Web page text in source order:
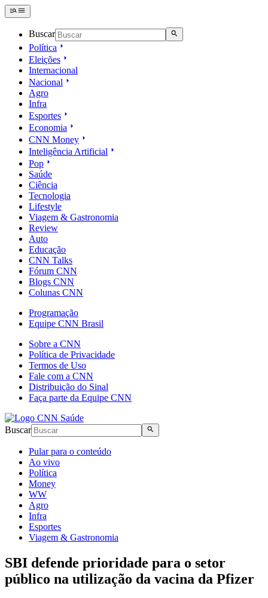
Buscar
Política
Eleições
Internacional
Nacional
Agro
Infra
Esportes
Economia
CNN Money
Inteligência Artificial
Pop
Saúde
Ciência
Tecnologia
Lifestyle
Viagem & Gastronomia
Review
Auto
Educação
CNN Talks
Fórum CNN
Blogs CNN
Colunas CNN
Programação
Equipe CNN Brasil
Sobre a CNN
Política de Privacidade
Termos de Uso
Fale com a CNN
Distribuição do Sinal
Faça parte da Equipe CNN
Buscar
Pular para o conteúdo
Ao vivo
Política
Money
WW
Agro
Infra
Esportes
Viagem & Gastronomia
SBI defende prioridade para o setor
público na utilização da vacina da Pfizer